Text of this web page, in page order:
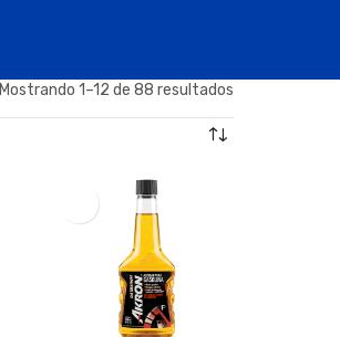
Mostrando 1–12 de 88 resultados